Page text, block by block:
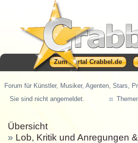
Zum Portal Crabbel.de
Forum für Künstler, Musiker, Agenten, Stars,
Sie sind nicht angemeldet.
Übersicht
» Lob, Kritik und Anregungen